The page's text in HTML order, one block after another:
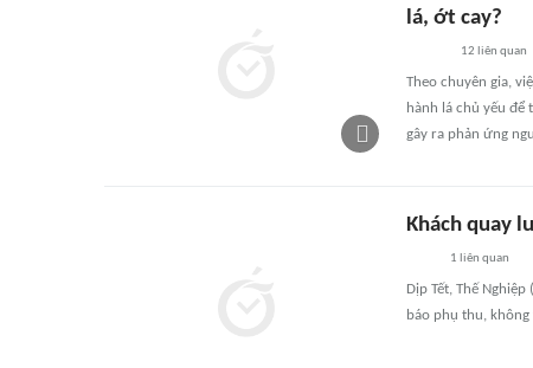
lá, ớt cay?
12 liên quan
Theo chuyên gia,
hành lá chủ yếu để
gây ra phản ứng
Khách quay
1 liên quan
Dịp Tết, Thế
báo phụ thu,